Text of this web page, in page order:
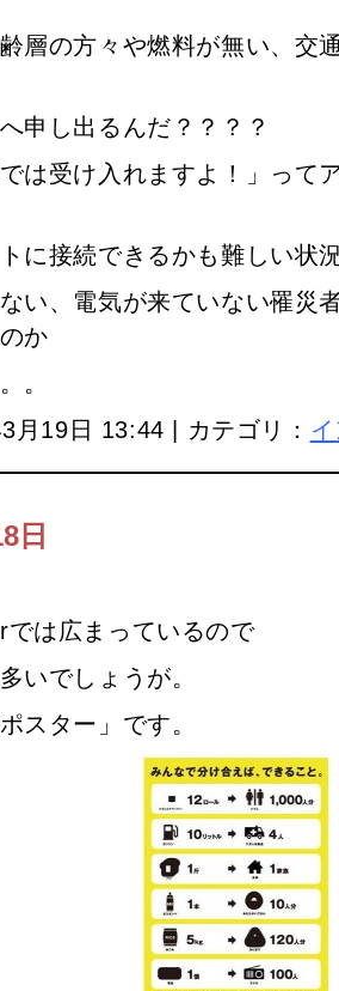
層の方々や燃料が無い、交
申し出るんだ？？？？
では受け入れますよ！」って
に接続できるかも難しい状
い、電気が来ていない罹災
か
。
月19日 13:44 | カテゴリ：
日
は広まっているので
いでしょうが。
スター」です。